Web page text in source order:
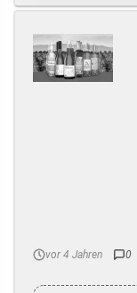
vor 4 Jahren 0